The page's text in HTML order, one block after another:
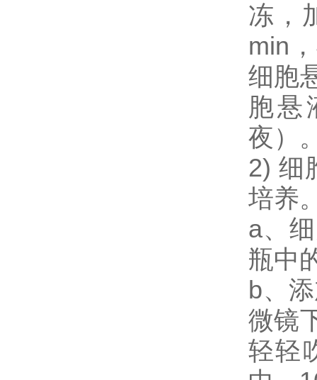
冻，
min
细胞
胞悬
夜）
2) 细
培养
a、
瓶中
b、
微镜
轻轻